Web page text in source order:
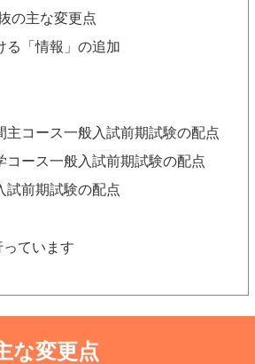
の主な変更点
る「情報」の追加
主コース一般入試前期試験の配点
コース一般入試前期試験の配点
試前期試験の配点
ています
な変更点